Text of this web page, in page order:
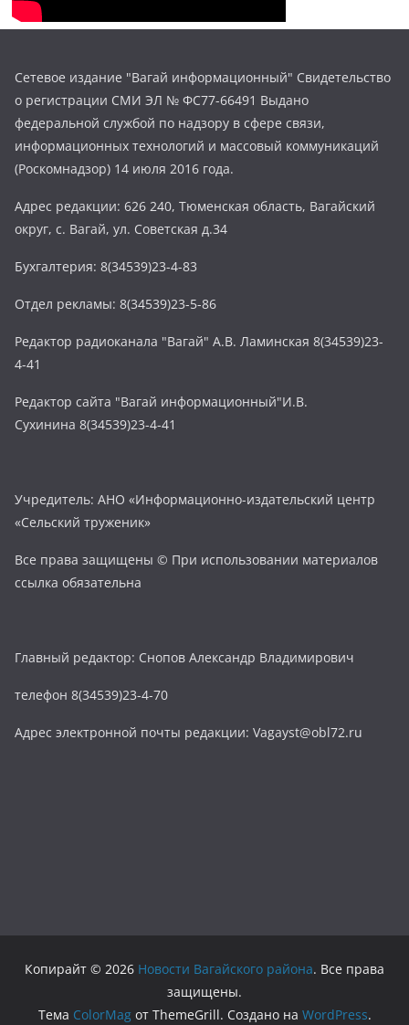
Сетевое издание "Вагай информационный" Свидетельство
о регистрации СМИ ЭЛ № ФС77-66491 Выдано
федеральной службой по надзору в сфере связи,
информационных технологий и массовый коммуникаций
(Роскомнадзор) 14 июля 2016 года.
Адрес редакции: 626 240, Тюменская область, Вагайский
округ, с. Вагай, ул. Советская д.34
Бухгалтерия: 8(34539)23-4-83
Отдел рекламы: 8(34539)23-5-86
Редактор радиоканала "Вагай" А.В. Ламинская 8(34539)23-
4-41
Редактор сайта "Вагай информационный"И.В.
Сухинина 8(34539)23-4-41
Учредитель: АНО «Информационно-издательский центр
«Сельский труженик»
Все права защищены © При использовании материалов
ссылка обязательна
Главный редактор: Снопов Александр Владимирович
телефон 8(34539)23-4-70
Адрес электронной почты редакции: Vagayst@obl72.ru
Копирайт © 2026 Новости Вагайского района. Все права
защищены.
Тема ColorMagот ThemeGrill. Создано на WordPress.